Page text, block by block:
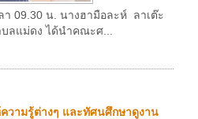
า 09.30 น. นางฮามือละห์ ลาเต๊ะ
ลแม่ดง ได้นำคณะศ...
วามรู้ต่างๆ และทัศนศึกษาดูงาน